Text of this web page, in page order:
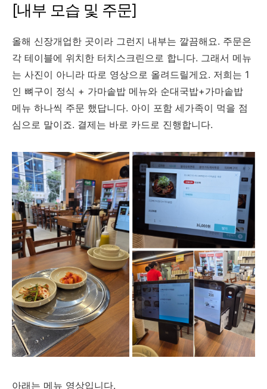
[내부 모습 및 주문]
올해 신장개업한 곳이라 그런지 내부는 깔끔해요. 주문은
각 테이블에 위치한 터치스크린으로 합니다. 그래서 메뉴
는 사진이 아니라 따로 영상으로 올려드릴게요. 저희는 1
인 뼈구이 정식 + 가마솥밥 메뉴와 순대국밥+가마솥밥
메뉴 하나씩 주문 했답니다. 아이 포함 세가족이 먹을 점
심으로 말이죠. 결제는 바로 카드로 진행합니다.
아래는 메뉴 영상입니다.